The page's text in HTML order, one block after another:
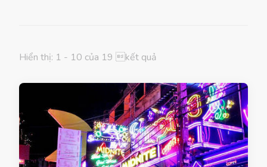
Hiển thị: 1 - 10 của 19 kết quả